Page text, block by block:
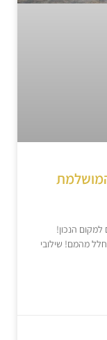
הנכון!
מהמם! שילובי